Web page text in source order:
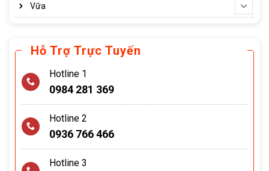
Vữa
Hỗ Trợ Trực Tuyến
Hotline 1
0984 281 369
Hotline 2
0936 766 466
Hotline 3